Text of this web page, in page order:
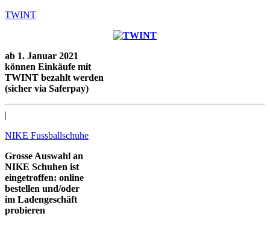
TWINT
ab 1. Januar 2021
können Einkäufe mit
TWINT bezahlt werden
(sicher via Saferpay)
|
NIKE Fussballschuhe
Grosse Auswahl an
NIKE Schuhen ist
eingetroffen: online
bestellen und/oder
im Ladengeschäft
probieren